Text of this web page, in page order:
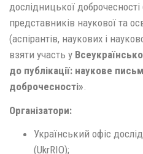
дослідницької
представників наукової та
(аспірантів, наукових і
взяти участь у
до публікації: наукове
доброчесності».
Організатори:
Український офіс
(UkrRIO);